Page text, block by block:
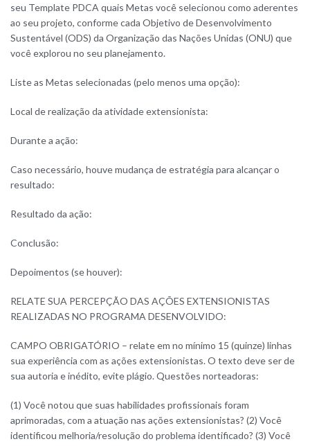
seu Template PDCA quais Metas você selecionou como aderentes
ao seu projeto, conforme cada Objetivo de Desenvolvimento
Sustentável (ODS) da Organização das Nações Unidas (ONU) que
você explorou no seu planejamento.
Liste as Metas selecionadas (pelo menos uma opção):
Local de realização da atividade extensionista:
Durante a ação:
Caso necessário, houve mudança de estratégia para alcançar o
resultado:
Resultado da ação:
Conclusão:
Depoimentos (se houver):
RELATE SUA PERCEPÇÃO DAS AÇÕES EXTENSIONISTAS
REALIZADAS NO PROGRAMA DESENVOLVIDO:
CAMPO OBRIGATÓRIO – relate em no mínimo 15 (quinze) linhas
sua experiência com as ações extensionistas. O texto deve ser de
sua autoria e inédito, evite plágio. Questões norteadoras:
(1) Você notou que suas habilidades profissionais foram
aprimoradas, com a atuação nas ações extensionistas? (2) Você
identificou melhoria/resolução do problema identificado? (3) Você